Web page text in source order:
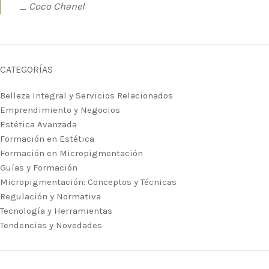
_ Coco Chanel
CATEGORÍAS
Belleza Integral y Servicios Relacionados
Emprendimiento y Negocios
Estética Avanzada
Formación en Estética
Formación en Micropigmentación
Guías y Formación
Micropigmentación: Conceptos y Técnicas
Regulación y Normativa
Tecnología y Herramientas
Tendencias y Novedades